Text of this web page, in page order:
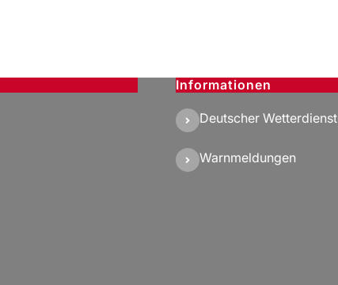
Informationen
Deutscher Wetterdienst
Warnmeldungen